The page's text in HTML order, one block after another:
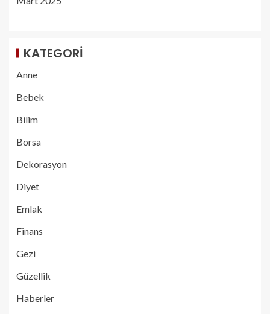
KATEGORI
Anne
Bebek
Bilim
Borsa
Dekorasyon
Diyet
Emlak
Finans
Gezi
Güzellik
Haberler